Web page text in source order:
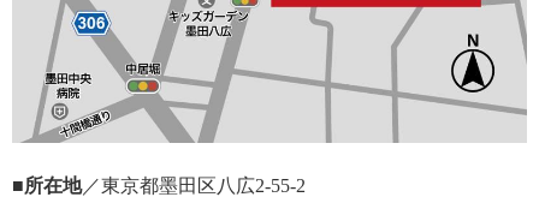
■所在地／東京都墨田区八広2-55-2